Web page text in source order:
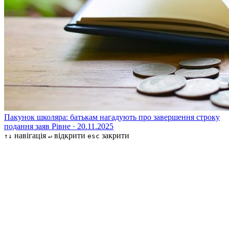
Пакунок школяра: батькам нагадують про завершення строку
подання заяв Рівне · 20.11.2025
↑↓ навігація ↵ відкрити esc закрити